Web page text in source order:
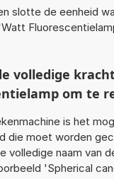
slotte de eenheid
Watt
volledige
om te
is het
die moet worden
volledige naam van
'Spherical